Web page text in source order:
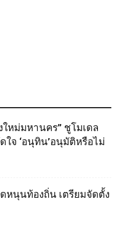
หม่มหานคร” ชูโมเดล
จ ‘อนุทิน’อนุมัติหรือไม่
หนุนท้องถิ่น เตรียมจัดตั้ง